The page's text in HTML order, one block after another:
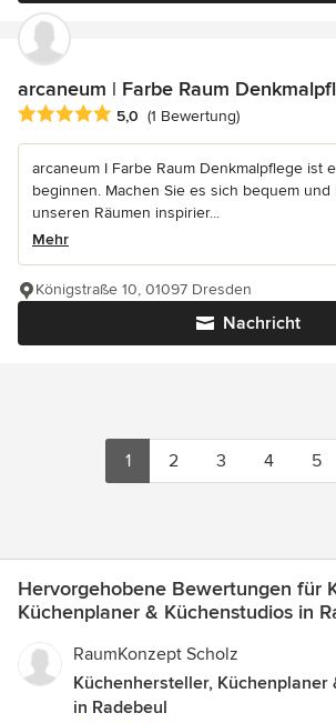
arcaneum | Farbe Raum
Durchschnittliche Bewertung: 5 von 5
5,0 (1 Bewertung)
arcaneum I Farbe Raum Denkmalpflege ist
beginnen. Machen Sie es sich bequem und
unseren Räumen inspirier...
Mehr
Nachricht
Königstraße 10, 01097 Dresden
1 2 3 4 5
Hervorgehobene Bewertungen für
Küchenplaner & Küchenstudios in
RaumKonzept Scholz
Küchenhersteller, Küchenplaner
in Radebeul